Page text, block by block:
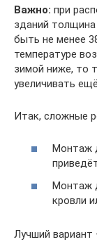
Важно: при
зданий
быть не менее
температуре
зимой ниже, то
увеличивать
Итак, сложные
Монтаж
Монтаж
кровли
Лучший